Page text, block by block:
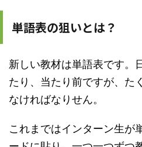
単語表の狙いとは？
新しい教材は単語表です。
たり、当たり前ですが、た
なければなりせん。
これまではインターン生が